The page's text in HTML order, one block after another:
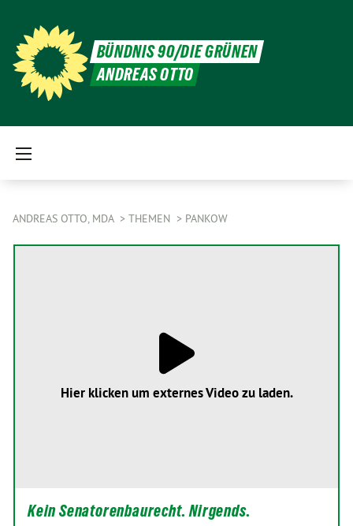
BÜNDNIS 90/DIE GRÜNEN
ANDREAS OTTO
ANDREAS OTTO, MDA THEMEN PANKOW
Kein Senatorenbaurecht. Nirgends.
Hier klicken um externes Video zu laden.